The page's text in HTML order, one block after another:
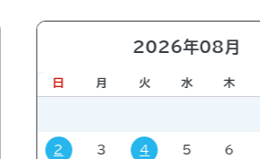
展示販売会 就職関連
2026年08月
日 月 火 水 木
2 3 4 5 6